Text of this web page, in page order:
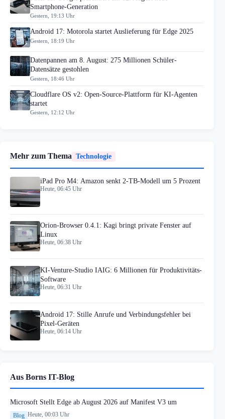
Smartphone-Generation
Gestern, 19:13 Uhr
Android 17: Motorola startet Auslieferung für Edge 2025
Gestern, 18:19 Uhr
Datenpannen am 8. August: 275 Millionen Schüler-
Datensätze gestohlen
Gestern, 18:46 Uhr
Cloudflare OS v2: Open-Source-Plattform für KI-Agenten
startet
Gestern, 12:12 Uhr
Mehr zum Thema Technologie
iPad Pro M4: Amazon senkt 2-TB-Modell um 5 Prozent
Heute, 06:45 Uhr
Orion-Browser 0.4.1: Kagi bringt private Fenster auf
Linux
Heute, 06:38 Uhr
KI-Venture-Studio IAIG: 6 Millionen für Produktivitäts-
Software
Heute, 06:31 Uhr
Android 17: Stille Anrufe und Verbindungsfehler bei
Pixel-Geräten
Heute, 06:14 Uhr
Aus Borns IT-Blog
Microsoft Stellt Edge ab August 2026 auf Manifest V3 um
Blog Heute, 00:03 Uhr